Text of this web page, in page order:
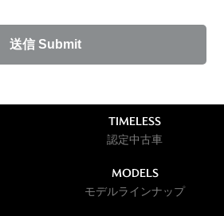
TIMELESS
認定中古車
MODELS
モデルラインナップ